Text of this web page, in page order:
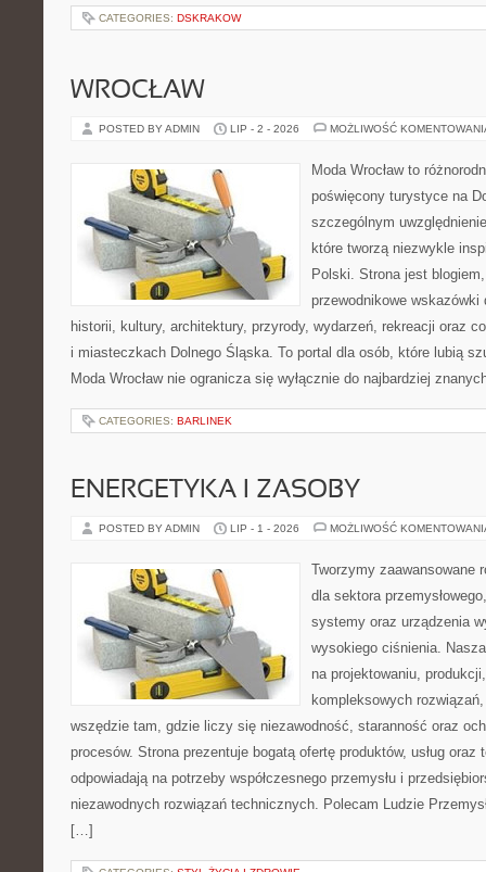
CATEGORIES: DSKRAKOW
WROCŁAW
POSTED BY ADMIN LIP - 2 - 2026 MOŻLIWOŚĆ
Moda Wrocław to
poświęcony turystyce na
szczególnym
które tworzą niezwykle
Polski. Strona jest
przewodnikowe
historii, kultury, architektury, przyrody, wydarzeń, rekreacji oraz
i miasteczkach Dolnego Śląska. To portal dla osób, które lubią
Moda Wrocław nie ogranicza się wyłącznie do najbardziej
CATEGORIES: BARLINEK
ENERGETYKA I ZASOBY
POSTED BY ADMIN LIP - 1 - 2026 MOŻLIWOŚĆ
Tworzymy zaawansowane
dla sektora
systemy oraz urządzenia
wysokiego ciśnienia.
na projektowaniu,
kompleksowych
wszędzie tam, gdzie liczy się niezawodność, staranność oraz
procesów. Strona prezentuje bogatą ofertę produktów, usług oraz
odpowiadają na potrzeby współczesnego przemysłu i
niezawodnych rozwiązań technicznych. Polecam Ludzie
[…]